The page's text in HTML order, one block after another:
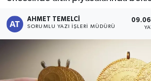
AHMET TEMELCI
SORUMLU YAZI İŞLERI MÜDÜRÜ